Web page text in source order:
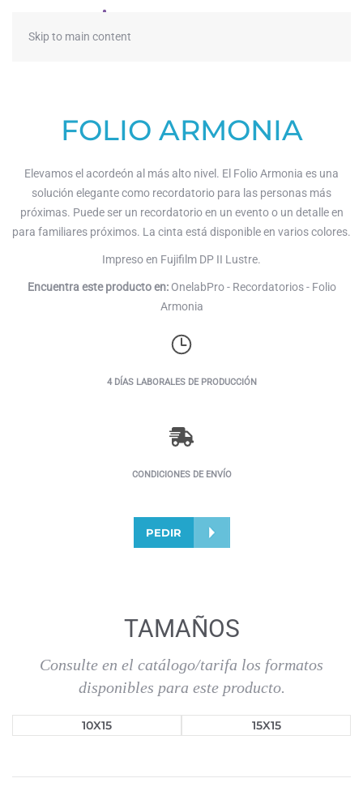
Skip to main content
FOLIO ARMONIA
Elevamos el acordeón al más alto nivel. El Folio Armonia es una
solución elegante como recordatorio para las personas más
próximas. Puede ser un recordatorio en un evento o un detalle en
para familiares próximos. La cinta está disponible en varios colores.
Impreso en Fujifilm DP II Lustre.
Encuentra este producto en:OnelabPro - Recordatorios - Folio
Armonia
4 DÍAS LABORALES DE PRODUCCIÓN
CONDICIONES DE ENVÍO
PEDIR
TAMAÑOS
Consulte en el catálogo/tarifa los formatos
disponibles para este producto.
10X15 15X15